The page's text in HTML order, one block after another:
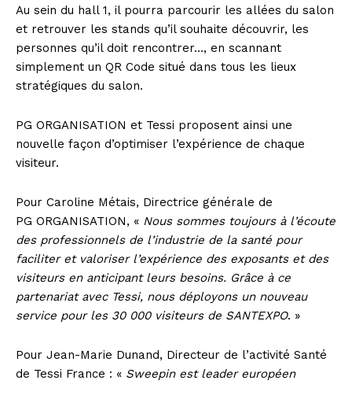
Au sein du hall 1, il pourra parcourir les allées du salon
et retrouver les stands qu’il souhaite découvrir, les
personnes qu’il doit rencontrer…, en scannant
simplement un QR Code situé dans tous les lieux
stratégiques du salon.
PG ORGANISATION et Tessi proposent ainsi une
nouvelle façon d’optimiser l’expérience de chaque
visiteur.
Pour Caroline Métais, Directrice générale de
PG ORGANISATION, « Nous sommes toujours à l’écoute
des professionnels de l’industrie de la santé pour
faciliter et valoriser l’expérience des exposants et des
visiteurs en anticipant leurs besoins. Grâce à ce
partenariat avec Tessi, nous déployons un nouveau
service pour les 30 000 visiteurs de SANTEXPO. »
Pour Jean-Marie Dunand, Directeur de l’activité Santé
de Tessi France : « Sweepin est leader européen